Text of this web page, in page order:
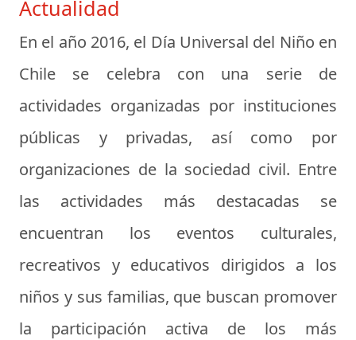
Actualidad
En el año 2016, el Día Universal del Niño en
Chile se celebra con una serie de
actividades organizadas por instituciones
públicas y privadas, así como por
organizaciones de la sociedad civil. Entre
las actividades más destacadas se
encuentran los eventos culturales,
recreativos y educativos dirigidos a los
niños y sus familias, que buscan promover
la participación activa de los más